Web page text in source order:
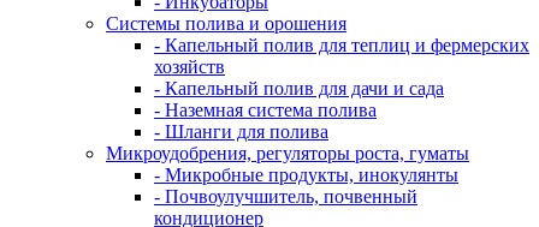
Системы полива и орошения
- Капельный полив для теплиц и фермерских
хозяйств
- Капельный полив для дачи и сада
- Наземная система полива
- Шланги для полива
Микроудобрения, регуляторы роста, гуматы
- Микробные продукты, инокулянты
- Почвоулучшитель, почвенный
кондиционер